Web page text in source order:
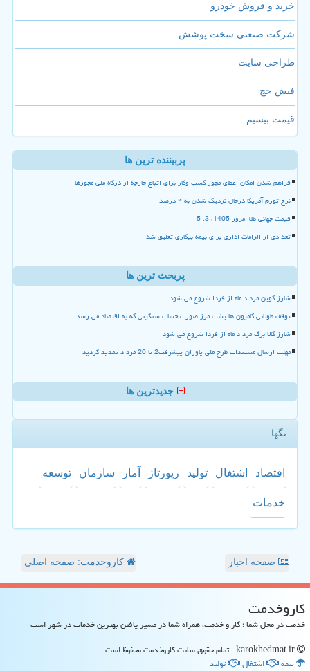
خرید و فروش خودرو
شرکت صنعتی سخت پوشش
طراحی سایت
فیش حج
قیمت بیسیم
پربیننده ترین ها
فراهم شدن امکان اعطای مجوز کسب وکار برای اتباع خارجه از درگاه ملی مجوزها
نرخ تورم آمریکا درحال نزدیک شدن به ۴ درصد
قیمت جهانی طلا امروز 1405، 3، 5
تعدادی از الزامات اداری برای بیمه بیکاری تعلیق شد
پربحث ترین ها
شارژ کوپن مرداد ماه از فردا شروع می شود
توقف طولانی کامیون ها پشت مرز صورت حساب سنگینی که به اقتصاد می رسد
شارژ کالا برگ مرداد ماه از فردا شروع می شود
مهلت ارسال مستندات طرح ملی یاوران پیشرفت2 تا 20 مرداد تمدید گردید
جدیدترین ها
تگها
اقتصاد اشتغال تولید رپورتاژ آمار سازمان توسعه
خدمات
صفحه اخبار کاروخدمت: صفحه اصلی
كاروخدمت
خدمت در محل شما ؛ کار و خدمت، همراه شما در مسیر یافتن بهترین خدمات در شهر است
بیمه
اشتغال تولید